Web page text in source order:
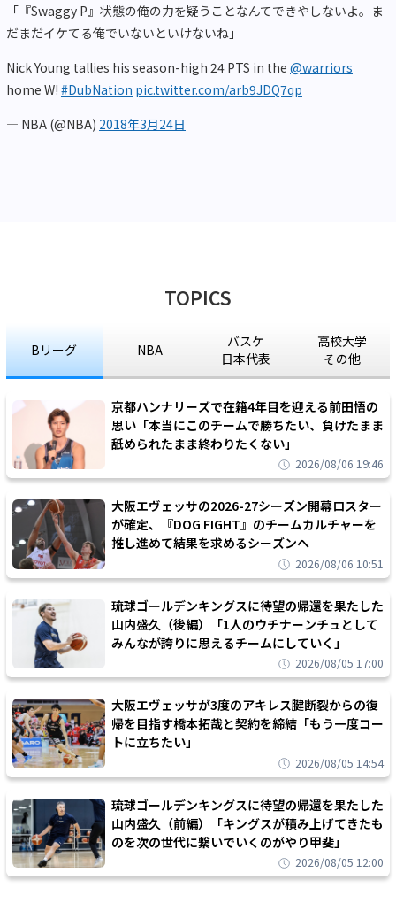
「『Swaggy P』状態の俺の力を疑うことなんてできやしないよ。ま
だまだイケてる俺でいないといけないね」
Nick Young tallies his season-high 24 PTS in the @warriors
home W! #DubNation pic.twitter.com/arb9JDQ7qp
— NBA (@NBA) 2018年3月24日
TOPICS
Bリーグ NBA
バスケ
日本代表
高校大学
その他
京都ハンナリーズで在籍4年目を迎える前田悟の
思い「本当にこのチームで勝ちたい、負けたまま
舐められたまま終わりたくない」
2026/08/06 19:46
大阪エヴェッサの2026-27シーズン開幕ロスター
が確定、『DOG FIGHT』のチームカルチャーを
推し進めて結果を求めるシーズンへ
2026/08/06 10:51
琉球ゴールデンキングスに待望の帰還を果たした
山内盛久（後編）「1人のウチナーンチュとして
みんなが誇りに思えるチームにしていく」
2026/08/05 17:00
大阪エヴェッサが3度のアキレス腱断裂からの復
帰を目指す橋本拓哉と契約を締結「もう一度コー
トに立ちたい」
2026/08/05 14:54
琉球ゴールデンキングスに待望の帰還を果たした
山内盛久（前編）「キングスが積み上げてきたも
のを次の世代に繋いでいくのがやり甲斐」
2026/08/05 12:00